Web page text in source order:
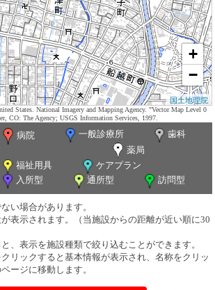
+
−
国土地理院
States. National Imagery and Mapping Agency. "Vector Map Level 0
CO: The Agency; USGS Information Services, 1997.
病院 一般診療所
歯科
薬局
福祉用具
ケアプラン
入所型
通所型 訪問型
い場合があります。
表示されます。（当施設からの距離が近い順に30
、表示を施設種類で絞り込むことができます。
リックすると基本情報が表示され、名称をクリッ
ージに移動します。